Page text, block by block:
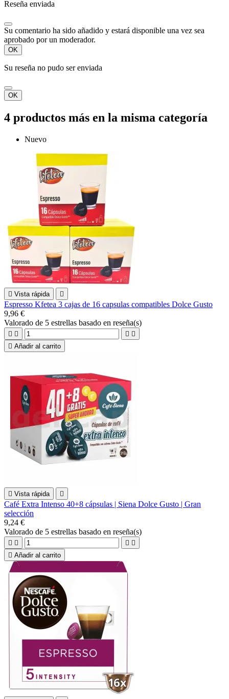
Reseña enviada
Su comentario ha sido añadido y estará disponible una vez sea
aprobado por un moderador.
OK
Su reseña no pudo ser enviada
OK
4 productos más en la misma categoría
Nuevo
 Vista rápida 
Espresso Kfetea 3 cajas de 16 capsulas compatibles Dolce Gusto
9,96 €
Valorado de 5 estrellas basado en reseña(s)
   
 Añadir al carrito
 Vista rápida 
Café Extra Intenso 40+8 cápsulas | Siena Dolce Gusto | Gran
selección
9,24 €
Valorado de 5 estrellas basado en reseña(s)
   
 Añadir al carrito